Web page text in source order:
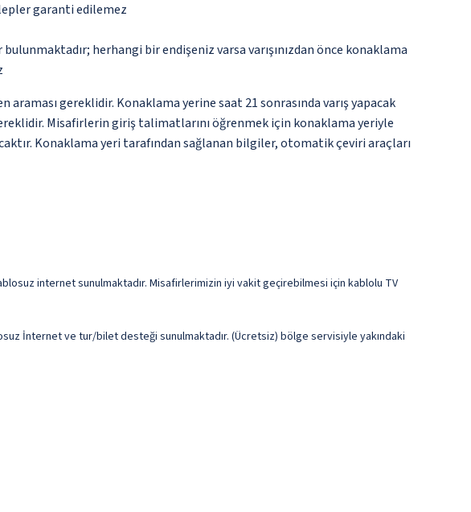
garanti edilemez
herhangi bir endişeniz varsa varışınızdan önce konaklama
gereklidir. Konaklama yerine saat 21 sonrasında varış yapacak
Misafirlerin giriş talimatlarını öğrenmek için konaklama yeriyle
Konaklama yeri tarafından sağlanan bilgiler, otomatik çeviri araçları
internet sunulmaktadır. Misafirlerimizin iyi vakit geçirebilmesi için kablolu TV
İnternet ve tur/bilet desteği sunulmaktadır. (Ücretsiz) bölge servisiyle yakındaki